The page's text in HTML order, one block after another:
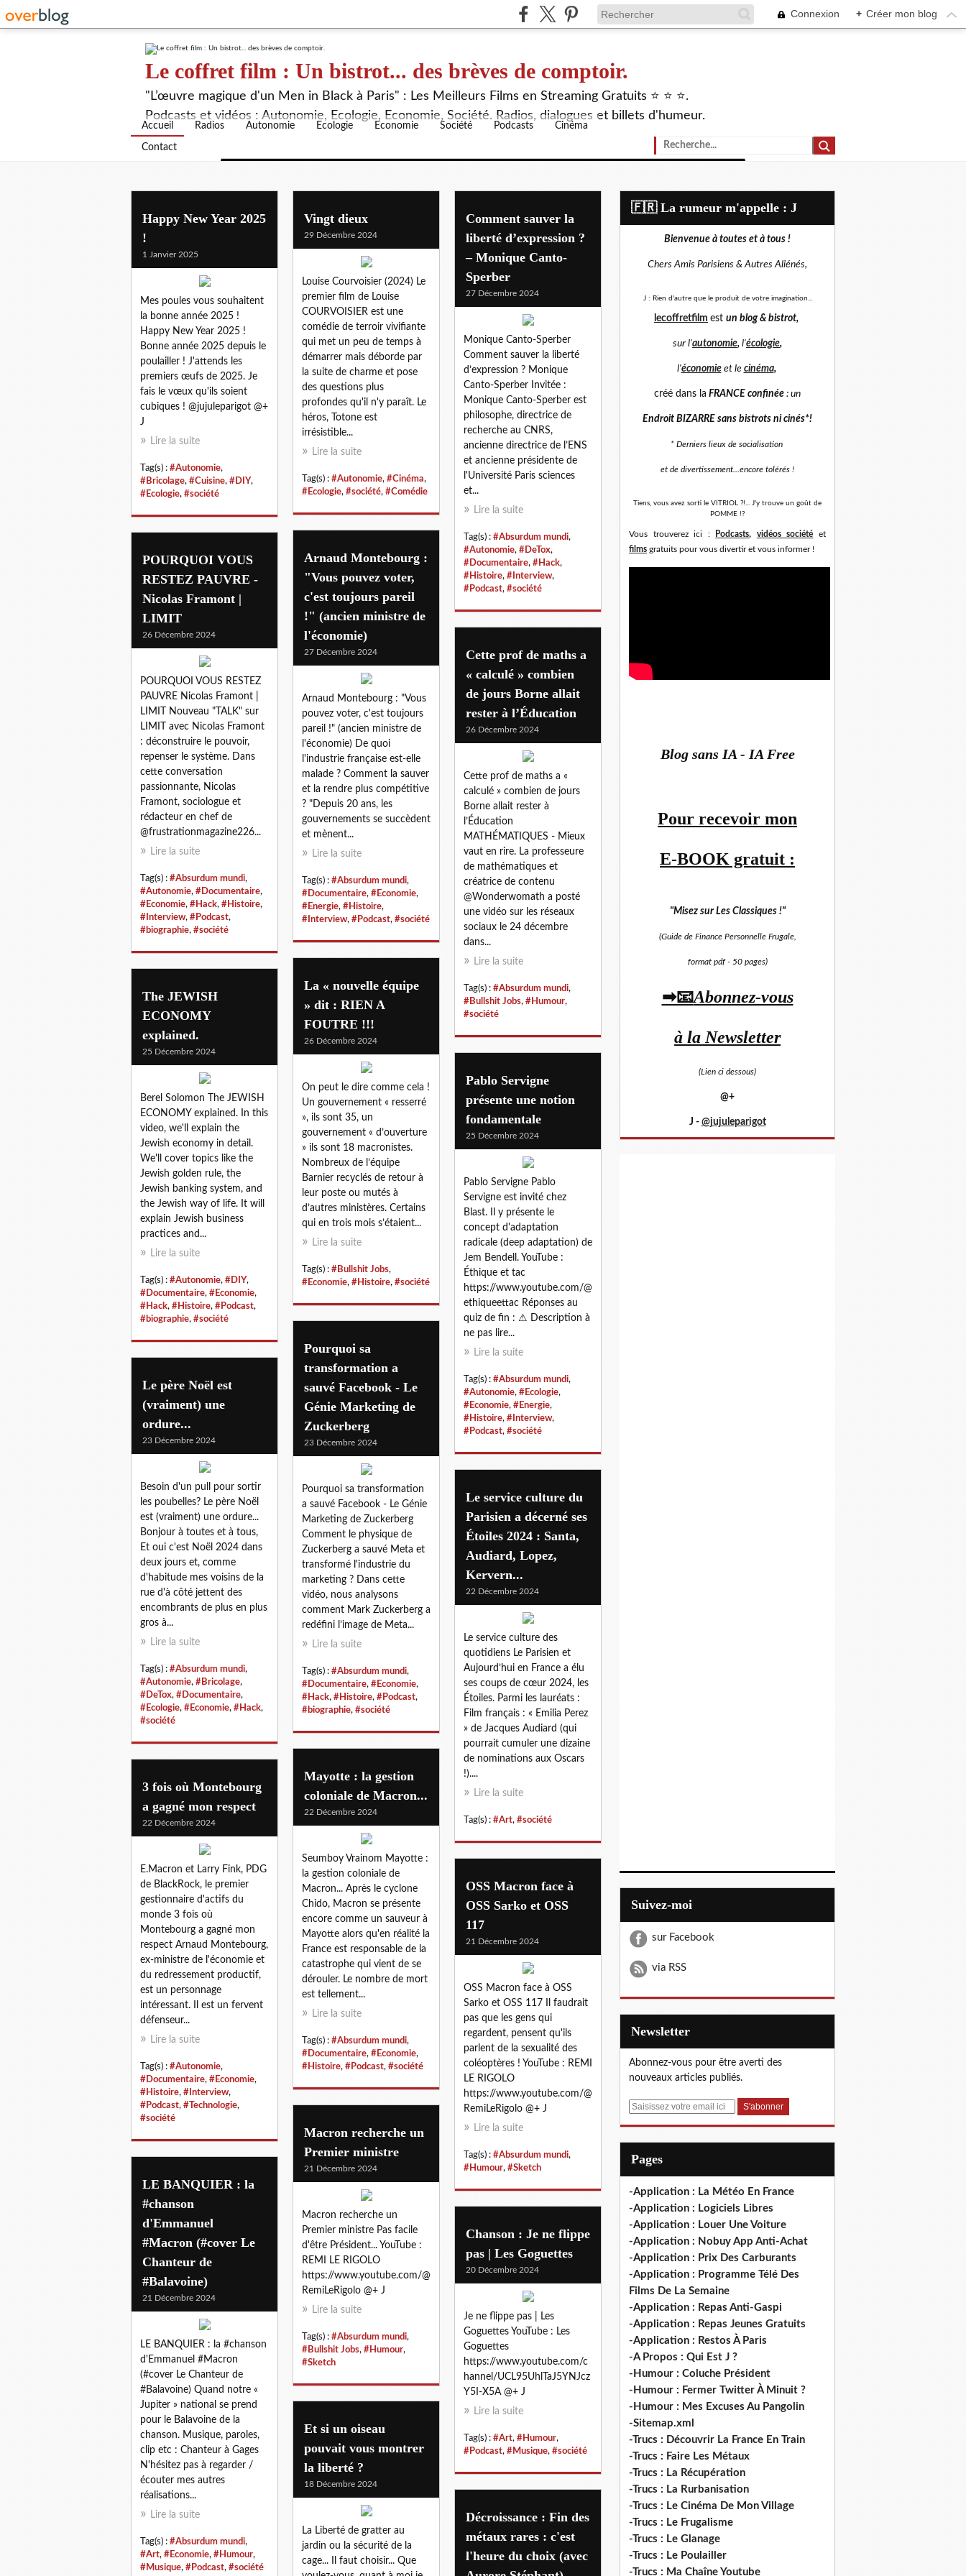
Connexion + Créer mon blog
Le coffret film : Un bistrot... des brèves de comptoir.
"L’œuvre magique d'un Men in Black à Paris" : Les Meilleurs Films en Streaming Gratuits ⭐ ⭐ ⭐.
Podcasts et vidéos : Autonomie, Ecologie, Economie, Société. Radios, dialogues et billets d'humeur.
Accueil Radios Autonomie Ecologie Economie Société Podcasts Cinéma
Contact
Happy New Year 2025
!
1 Janvier 2025
Mes poules vous souhaitent
la bonne année 2025 !
Happy New Year 2025 !
Bonne année 2025 depuis le
poulailler ! J'attends les
premiers œufs de 2025. Je
fais le vœux qu'ils soient
cubiques ! @jujuleparigot @+
J
Lire la suite
Tag(s) : #Autonomie,
#Bricolage, #Cuisine, #DIY,
#Ecologie, #société
Vingt dieux
29 Décembre 2024
Louise Courvoisier (2024) Le
premier film de Louise
COURVOISIER est une
comédie de terroir vivifiante
qui met un peu de temps à
démarrer mais déborde par
la suite de charme et pose
des questions plus
profondes qu'il n'y paraît. Le
héros, Totone est
irrésistible...
Lire la suite
Tag(s) : #Autonomie, #Cinéma,
#Ecologie, #société, #Comédie
Comment sauver la
liberté d’expression ?
– Monique Canto-
Sperber
27 Décembre 2024
Monique Canto-Sperber
Comment sauver la liberté
d’expression ? Monique
Canto-Sperber Invitée :
Monique Canto-Sperber est
philosophe, directrice de
recherche au CNRS,
ancienne directrice de l’ENS
et ancienne présidente de
l'Université Paris sciences
et...
Lire la suite
Tag(s) : #Absurdum mundi,
#Autonomie, #DeTox,
#Documentaire, #Hack,
#Histoire, #Interview,
#Podcast, #société
Arnaud Montebourg :
"Vous pouvez voter,
c'est toujours pareil
!" (ancien ministre de
l'économie)
27 Décembre 2024
Arnaud Montebourg : "Vous
pouvez voter, c'est toujours
pareil !" (ancien ministre de
l'économie) De quoi
l'industrie française est-elle
malade ? Comment la sauver
et la rendre plus compétitive
? "Depuis 20 ans, les
gouvernements se succèdent
et mènent...
Lire la suite
Tag(s) : #Absurdum mundi,
#Documentaire, #Economie,
#Energie, #Histoire,
#Interview, #Podcast, #société
POURQUOI VOUS
RESTEZ PAUVRE -
Nicolas Framont |
LIMIT
26 Décembre 2024
POURQUOI VOUS RESTEZ
PAUVRE Nicolas Framont |
LIMIT Nouveau "TALK" sur
LIMIT avec Nicolas Framont
: déconstruire le pouvoir,
repenser le système. Dans
cette conversation
passionnante, Nicolas
Framont, sociologue et
rédacteur en chef de
@frustrationmagazine226...
Lire la suite
Tag(s) : #Absurdum mundi,
#Autonomie, #Documentaire,
#Economie, #Hack, #Histoire,
#Interview, #Podcast,
#biographie, #société
Cette prof de maths a
« calculé » combien
de jours Borne allait
rester à l’Éducation
26 Décembre 2024
Cette prof de maths a «
calculé » combien de jours
Borne allait rester à
l’Éducation
MATHÉMATIQUES - Mieux
vaut en rire. La professeure
de mathématiques et
créatrice de contenu
@Wonderwomath a posté
une vidéo sur les réseaux
sociaux le 24 décembre
dans...
Lire la suite
Tag(s) : #Absurdum mundi,
#Bullshit Jobs, #Humour,
#société
La « nouvelle équipe
» dit : RIEN A
FOUTRE !!!
26 Décembre 2024
On peut le dire comme cela !
Un gouvernement « resserré
», ils sont 35, un
gouvernement « d’ouverture
» ils sont 18 macronistes.
Nombreux de l’équipe
Barnier recyclés de retour à
leur poste ou mutés à
d’autres ministères. Certains
qui en trois mois s’étaient...
Lire la suite
Tag(s) : #Bullshit Jobs,
#Economie, #Histoire, #société
The JEWISH
ECONOMY
explained.
25 Décembre 2024
Berel Solomon The JEWISH
ECONOMY explained. In this
video, we'll explain the
Jewish economy in detail.
We'll cover topics like the
Jewish golden rule, the
Jewish banking system, and
the Jewish way of life. It will
explain Jewish business
practices and...
Lire la suite
Tag(s) : #Autonomie, #DIY,
#Documentaire, #Economie,
#Hack, #Histoire, #Podcast,
#biographie, #société
Pablo Servigne
présente une notion
fondamentale
25 Décembre 2024
Pablo Servigne Pablo
Servigne est invité chez
Blast. Il y présente le
concept d'adaptation
radicale (deep adaptation) de
Jem Bendell. YouTube :
Éthique et tac
https://www.youtube.com/@
ethiqueettac Réponses au
quiz de fin : ⚠ Description à
ne pas lire...
Lire la suite
Tag(s) : #Absurdum mundi,
#Autonomie, #Ecologie,
#Economie, #Energie,
#Histoire, #Interview,
#Podcast, #société
Pourquoi sa
transformation a
sauvé Facebook - Le
Génie Marketing de
Zuckerberg
23 Décembre 2024
Pourquoi sa transformation
a sauvé Facebook - Le Génie
Marketing de Zuckerberg
Comment le physique de
Zuckerberg a sauvé Meta et
transformé l'industrie du
marketing ? Dans cette
vidéo, nous analysons
comment Mark Zuckerberg a
redéfini l’image de Meta...
Lire la suite
Tag(s) : #Absurdum mundi,
#Documentaire, #Economie,
#Hack, #Histoire, #Podcast,
#biographie, #société
Le père Noël est
(vraiment) une
ordure...
23 Décembre 2024
Besoin d'un pull pour sortir
les poubelles? Le père Noël
est (vraiment) une ordure...
Bonjour à toutes et à tous,
Et oui c'est Noël 2024 dans
deux jours et, comme
d'habitude mes voisins de la
rue d'à côté jettent des
encombrants de plus en plus
gros à...
Lire la suite
Tag(s) : #Absurdum mundi,
#Autonomie, #Bricolage,
#DeTox, #Documentaire,
#Ecologie, #Economie, #Hack,
#société
Le service culture du
Parisien a décerné ses
Étoiles 2024 : Santa,
Audiard, Lopez,
Kervern...
22 Décembre 2024
Le service culture des
quotidiens Le Parisien et
Aujourd’hui en France a élu
ses coups de cœur 2024, les
Étoiles. Parmi les lauréats :
Film français : « Emilia Perez
» de Jacques Audiard (qui
pourrait cumuler une dizaine
de nominations aux Oscars
!)....
Lire la suite
Tag(s) : #Art, #société
Mayotte : la gestion
coloniale de Macron...
22 Décembre 2024
Seumboy Vrainom Mayotte :
la gestion coloniale de
Macron... Après le cyclone
Chido, Macron se présente
encore comme un sauveur à
Mayotte alors qu'en réalité la
France est responsable de la
catastrophe qui vient de se
dérouler. Le nombre de mort
est tellement...
Lire la suite
Tag(s) : #Absurdum mundi,
#Documentaire, #Economie,
#Histoire, #Podcast, #société
3 fois où Montebourg
a gagné mon respect
22 Décembre 2024
E.Macron et Larry Fink, PDG
de BlackRock, le premier
gestionnaire d'actifs du
monde 3 fois où
Montebourg a gagné mon
respect Arnaud Montebourg,
ex-ministre de l'économie et
du redressement productif,
est un personnage
intéressant. Il est un fervent
défenseur...
Lire la suite
Tag(s) : #Autonomie,
#Documentaire, #Economie,
#Histoire, #Interview,
#Podcast, #Technologie,
#société
OSS Macron face à
OSS Sarko et OSS
117
21 Décembre 2024
OSS Macron face à OSS
Sarko et OSS 117 Il faudrait
pas que les gens qui
regardent, pensent qu'ils
parlent de la sexualité des
coléoptères ! YouTube : REMI
LE RIGOLO
https://www.youtube.com/@
RemiLeRigolo @+ J
Lire la suite
Tag(s) : #Absurdum mundi,
#Humour, #Sketch
Macron recherche un
Premier ministre
21 Décembre 2024
Macron recherche un
Premier ministre Pas facile
d'être Président... YouTube :
REMI LE RIGOLO
https://www.youtube.com/@
RemiLeRigolo @+ J
Lire la suite
Tag(s) : #Absurdum mundi,
#Bullshit Jobs, #Humour,
#Sketch
LE BANQUIER : la
#chanson
d'Emmanuel
#Macron (#cover Le
Chanteur de
#Balavoine)
21 Décembre 2024
LE BANQUIER : la #chanson
d'Emmanuel #Macron
(#cover Le Chanteur de
#Balavoine) Quand notre «
Jupiter » national se prend
pour le Balavoine de la
chanson. Musique, paroles,
clip etc : Chanteur à Gages
N'hésitez pas à regarder /
écouter mes autres
réalisations...
Lire la suite
Tag(s) : #Absurdum mundi,
#Art, #Economie, #Humour,
#Musique, #Podcast, #société
Chanson : Je ne flippe
pas | Les Goguettes
20 Décembre 2024
Je ne flippe pas | Les
Goguettes YouTube : Les
Goguettes
https://www.youtube.com/c
hannel/UCL95UhlTaJ5YNJcz
Y5I-X5A @+ J
Lire la suite
Tag(s) : #Art, #Humour,
#Podcast, #Musique, #société
Et si un oiseau
pouvait vous montrer
la liberté ?
18 Décembre 2024
La Liberté de gratter au
jardin ou la sécurité de la
cage... Il faut choisir... Que
Décroissance : Fin des
métaux rares : c'est
l'heure du choix (avec
​🇫🇷​ La rumeur m'appelle : J
Bienvenue à toutes et à tous !
Chers Amis Parisiens &Autres Aliénés,
J : Rien d'autre que le produit de votre imagination...
lecoffretfilm est un blog & bistrot,
sur l'autonomie, l'écologie,
l'économie et le cinéma,
créé dans la FRANCE confinée : un
Endroit BIZARRE sans bistrots ni cinés*!
* Derniers lieux de socialisation
et de divertissement... encore tolérés !
Tiens, vous avez sorti le VITRIOL ?!... J'y trouve un goût de
POMME !?
Vous trouverez ici : Podcasts, vidéos société et
films gratuits pour vous divertir et vous informer !
Blog sans IA - IA Free
Pour recevoir mon
E-BOOK gratuit :
"Misez sur Les Classiques !"
(Guide de Finance Personnelle Frugale,
format pdf - 50 pages)
➡📧Abonnez-vous
à la Newsletter
(Lien ci dessous)
@+
J - @jujuleparigot
Suivez-moi
sur Facebook
via RSS
Newsletter
Abonnez-vous pour être averti des
nouveaux articles publiés.
E
Pages
-Application : La Météo En France
-Application : Logiciels Libres
-Application : Louer Une Voiture
-Application : Nobuy App Anti-Achat
-Application : Prix Des Carburants
-Application : Programme Télé Des
Films De La Semaine
-Application : Repas Anti-Gaspi
-Application : Repas Jeunes Gratuits
-Application : Restos À Paris
-A Propos : Qui Est J ?
-Humour : Coluche Président
-Humour : Fermer Twitter À Minuit ?
-Humour : Mes Excuses Au Pangolin
-Sitemap.xml
-Trucs : Découvrir La France En Train
-Trucs : Faire Les Métaux
-Trucs : La Récupération
-Trucs : La Rurbanisation
-Trucs : Le Cinéma De Mon Village
-Trucs : Le Frugalisme
-Trucs : Le Glanage
-Trucs : Le Poulailler
-Trucs : Ma Chaîne Youtube